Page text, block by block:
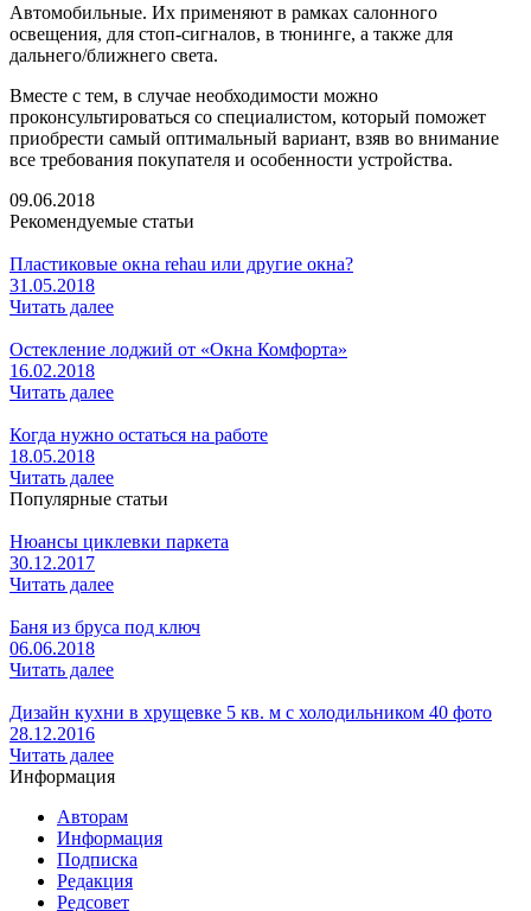
Автомобильные. Их применяют в рамках салонного
освещения, для стоп-сигналов, в тюнинге, а также для
дальнего/ближнего света.
Вместе с тем, в случае необходимости можно
проконсультироваться со специалистом, который поможет
приобрести самый оптимальный вариант, взяв во внимание
все требования покупателя и особенности устройства.
09.06.2018
Рекомендуемые статьи
Пластиковые окна rehau или другие окна?
31.05.2018
Читать далее
Остекление лоджий от «Окна Комфорта»
16.02.2018
Читать далее
Когда нужно остаться на работе
18.05.2018
Читать далее
Популярные статьи
Нюансы циклевки паркета
30.12.2017
Читать далее
Баня из бруса под ключ
06.06.2018
Читать далее
Дизайн кухни в хрущевке 5 кв. м с холодильником 40 фото
28.12.2016
Читать далее
Информация
Авторам
Информация
Подписка
Редакция
Редсовет